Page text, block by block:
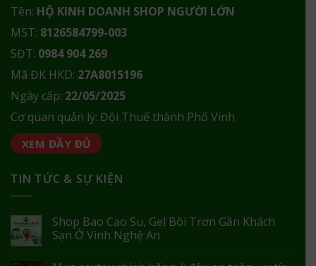
Tên: HỘ KINH DOANH SHOP NGƯỜI LỚN
MST: 8126584799-003
SĐT: 0984 904 269
Mã ĐK HKD: 27A8015196
Ngày cấp: 22/05/2025
Cơ quan quản lý: Đội Thuế thành Phố Vinh
XEM ĐẦY ĐỦ
TIN TỨC & SỰ KIỆN
Shop Bao Cao Su, Gel Bôi Trơn Gần Khách
Sạn Ở Vinh Nghệ An